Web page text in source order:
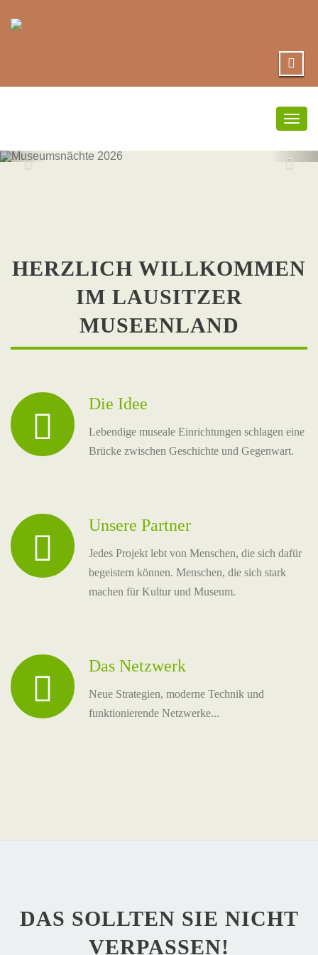
hier
HERZLICH WILLKOMMEN
IM LAUSITZER
MUSEENLAND
Die Idee
Lebendige museale Einrichtungen schlagen eine
Brücke zwischen Geschichte und Gegenwart.
Unsere Partner
Jedes Projekt lebt von Menschen, die sich dafür
begeistern können. Menschen, die sich stark
machen für Kultur und Museum.
Das Netzwerk
Neue Strategien, moderne Technik und
funktionierende Netzwerke...
DAS SOLLTEN SIE NICHT
VERPASSEN!